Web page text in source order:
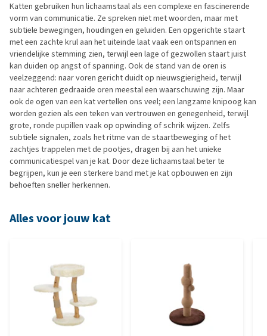
Katten gebruiken hun lichaamstaal als een complexe en fascinerende
vorm van communicatie. Ze spreken niet met woorden, maar met
subtiele bewegingen, houdingen en geluiden. Een opgerichte staart
met een zachte krul aan het uiteinde laat vaak een ontspannen en
vriendelijke stemming zien, terwijl een lage of gezwollen staart juist
kan duiden op angst of spanning. Ook de stand van de oren is
veelzeggend: naar voren gericht duidt op nieuwsgierigheid, terwijl
naar achteren gedraaide oren meestal een waarschuwing zijn. Maar
ook de ogen van een kat vertellen ons veel; een langzame knipoog kan
worden gezien als een teken van vertrouwen en genegenheid, terwijl
grote, ronde pupillen vaak op opwinding of schrik wijzen. Zelfs
subtiele signalen, zoals het ritme van de staartbeweging of het
zachtjes trappelen met de pootjes, dragen bij aan het unieke
communicatiespel van je kat. Door deze lichaamstaal beter te
begrijpen, kun je een sterkere band met je kat opbouwen en zijn
behoeften sneller herkennen.
Alles voor jouw kat